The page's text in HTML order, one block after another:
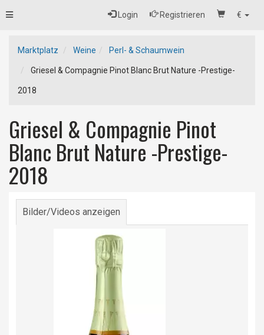
€
Login Registrieren
Toggle
Marktplatz Weine Perl- & Schaumwein
Griesel & Compagnie Pinot Blanc Brut Nature -Prestige-
2018
Griesel & Compagnie Pinot
Blanc Brut Nature -Prestige-
2018
Bilder/Videos anzeigen